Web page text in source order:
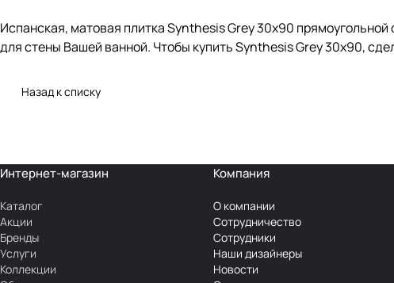
Испанская, матовая плитка Synthesis Grey 30x90
для стены Вашей ванной. Чтобы купить Synthesis Grey 30x90,
Назад к списку
Интернет-магазин
Каталог
Акции
Бренды
Услуги
Коллекции
Компания
О компании
Сотрудничество
Сотрудники
Наши дизайнеры
Новости